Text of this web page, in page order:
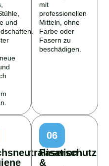
und
professionellen
Mitteln, ohne
Farbe oder
Fasern zu
beschädigen.
06
Faserschutz
&